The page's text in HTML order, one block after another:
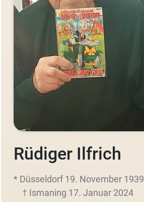
Rüdiger Ilfrich
* Düsseldorf 19. November 1939
† Ismaning 17. Januar 2024